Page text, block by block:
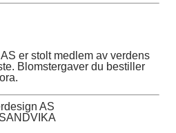
er stolt medlem av verdens
Blomstergaver du bestiller
AS